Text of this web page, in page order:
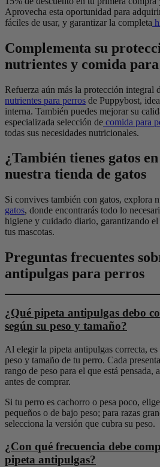
Aprovecha esta oportunidad para
fáciles de usar, y garantizar la completa
Complementa su
nutrientes y comida
Refuerza aún más la protección integral
nutrientes para perros de Puppybost,
interna. También puedes mejorar su
especializada selección de comida para
todas sus necesidades nutricionales.
¿También tienes gatos
nuestra tienda de gatos
Si convives también con gatos, explora
gatos, donde encontrarás todo lo
higiene y cuidado diario, garantizando
tus mascotas.
Preguntas frecuentes
antipulgas para perros
¿Qué pipeta antipulgas debo
según su peso y tamaño?
Al elegir la pipeta antipulgas correcta,
peso y tamaño de tu perro. Cada
rango de peso para el que está pensada,
antes de comprar.
Si tu perro es cachorro o pesa poco,
pequeños o de bajo peso; para razas
selecciona la versión que cubra su peso.
¿Con qué frecuencia debe
pipeta antipulgas?